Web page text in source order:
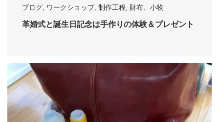
ブログ ワークショップ, 制作工程 財布、小物
革婚式と誕生日記念は手作りの体験＆プレゼント